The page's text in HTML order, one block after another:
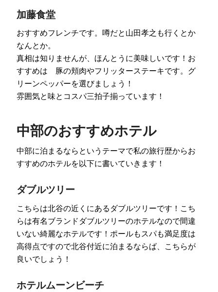
加藤食堂
おすすめフレンチです。噂だと山田孝之も行くとか
なんとか。
真相は知りませんが、ほんとうに美味しいです！お
すすめは 豚の頬肉やフリッターステーキです。グ
リーンペッパーを選びましょう！
雰囲気と味とコスパ三拍子揃っています！
中部のおすすめホテル
中部に泊まるならというテーマで私の旅行歴からお
すすめのホテルを以下に書いていきます！
ダブルツリー
こちらは北谷の近くにあるダブルツリーです！こち
らは有名ブランドダブルツリーのホテルなので間違
いない綺麗なホテルです！ポールもスパも満足度は
高得点ですので北谷付近に泊まるならば、こちらが
良いでしょう！
ホテルムーンビーチ